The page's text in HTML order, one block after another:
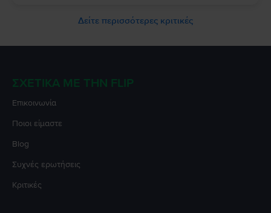
Δείτε περισσότερες κριτικές
ΣΧΕΤΙΚΆ ΜΕ ΤΗΝ FLIP
Επικοινωνία
Ποιοι είμαστε
Blog
Συχνές ερωτήσεις
Κριτικές